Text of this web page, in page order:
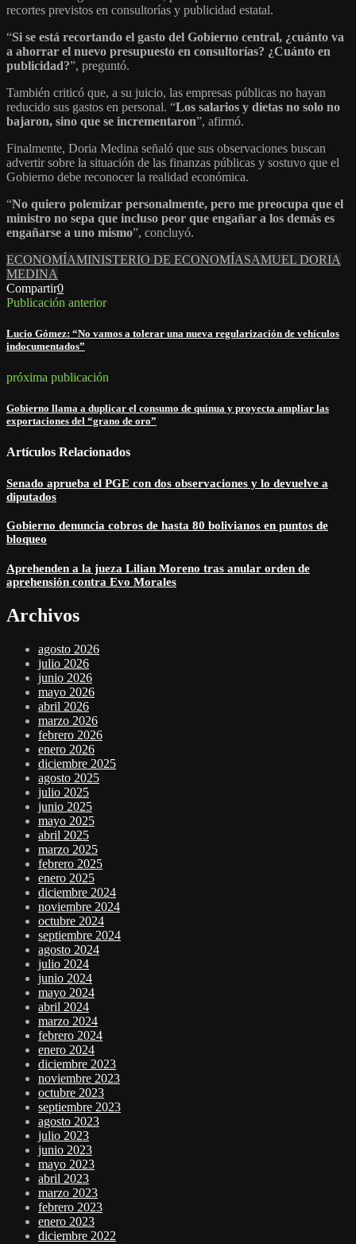
recortes previstos en consultorías y publicidad estatal.
“Si se está recortando el gasto del Gobierno central, ¿cuánto va
a ahorrar el nuevo presupuesto en consultorías? ¿Cuánto en
publicidad?”, preguntó.
También criticó que, a su juicio, las empresas públicas no hayan
reducido sus gastos en personal. “Los salarios y dietas no solo no
bajaron, sino que se incrementaron”, afirmó.
Finalmente, Doria Medina señaló que sus observaciones buscan
advertir sobre la situación de las finanzas públicas y sostuvo que el
Gobierno debe reconocer la realidad económica.
“No quiero polemizar personalmente, pero me preocupa que el
ministro no sepa que incluso peor que engañar a los demás es
engañarse a uno mismo”, concluyó.
ECONOMÍAMINISTERIO DE ECONOMÍASAMUEL DORIA
MEDINA
Compartir0
Publicación anterior
Lucio Gómez: “No vamos a tolerar una nueva regularización de vehículos
indocumentados”
próxima publicación
Gobierno llama a duplicar el consumo de quinua y proyecta ampliar las
exportaciones del “grano de oro”
Artículos Relacionados
Senado aprueba el PGE con dos observaciones y lo devuelve a
diputados
Gobierno denuncia cobros de hasta 80 bolivianos en puntos de
bloqueo
Aprehenden a la jueza Lilian Moreno tras anular orden de
aprehensión contra Evo Morales
Archivos
agosto 2026
julio 2026
junio 2026
mayo 2026
abril 2026
marzo 2026
febrero 2026
enero 2026
diciembre 2025
agosto 2025
julio 2025
junio 2025
mayo 2025
abril 2025
marzo 2025
febrero 2025
enero 2025
diciembre 2024
noviembre 2024
octubre 2024
septiembre 2024
agosto 2024
julio 2024
junio 2024
mayo 2024
abril 2024
marzo 2024
febrero 2024
enero 2024
diciembre 2023
noviembre 2023
octubre 2023
septiembre 2023
agosto 2023
julio 2023
junio 2023
mayo 2023
abril 2023
marzo 2023
febrero 2023
enero 2023
diciembre 2022